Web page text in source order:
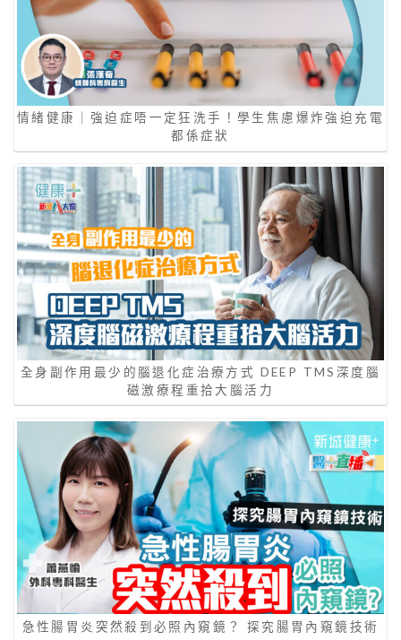
情緒健康｜強迫症唔一定狂洗手！學生焦慮爆炸強迫充電
都係症狀
全身副作用最少的腦退化症治療方式 DEEP TMS深度腦
磁激療程重拾大腦活力
急性腸胃炎突然殺到必照內窺鏡？ 探究腸胃內窺鏡技術